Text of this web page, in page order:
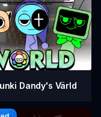
Dandy's Värld